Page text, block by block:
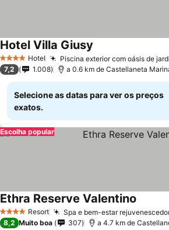
4 EstrelasHotel Piscina exterior com oásis de
Hotel Villa Giusy
7,2 1.008 a 0.6 km de Castellaneta
Selecione as datas para ver os preços
exatos.
Escolha popular
4 EstrelasResort Spa e bem-estar
Ethra Reserve Valentino
8,2 Muito boa 307 a 4.7 km de